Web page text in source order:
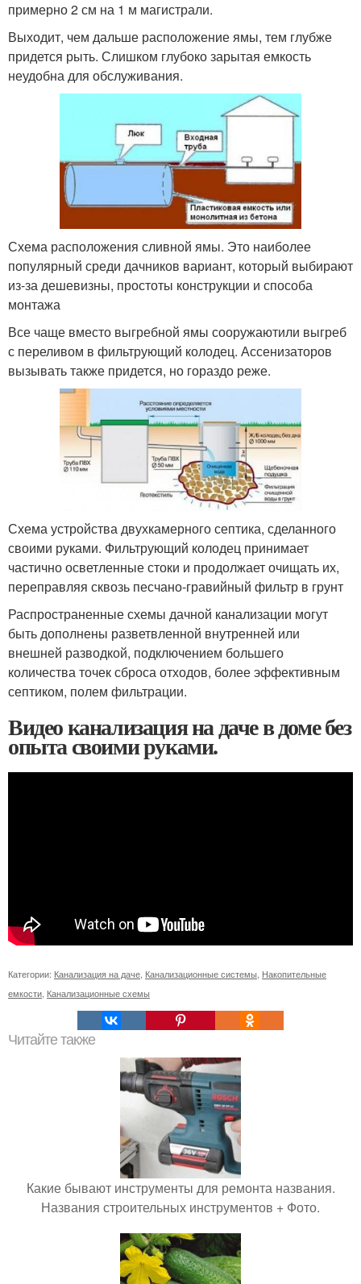
примерно 2 см на 1 м магистрали.
Выходит, чем дальше расположение ямы, тем глубже
придется рыть. Слишком глубоко зарытая емкость
неудобна для обслуживания.
Схема расположения сливной ямы. Это наиболее
популярный среди дачников вариант, который выбирают
из-за дешевизны, простоты конструкции и способа
монтажа
Все чаще вместо выгребной ямы сооружаютили выгреб
с переливом в фильтрующий колодец. Ассенизаторов
вызывать также придется, но гораздо реже.
Схема устройства двухкамерного септика, сделанного
своими руками. Фильтрующий колодец принимает
частично осветленные стоки и продолжает очищать их,
переправляя сквозь песчано-гравийный фильтр в грунт
Распространенные схемы дачной канализации могут
быть дополнены разветвленной внутренней или
внешней разводкой, подключением большего
количества точек сброса отходов, более эффективным
септиком, полем фильтрации.
Видео канализация на даче в доме без
опыта своими руками.
Категории: Канализация на даче Канализационные системы Накопительные
емкости Канализационные схемы
Читайте также
Какие бывают инструменты для ремонта названия.
Названия строительных инструментов + Фото.